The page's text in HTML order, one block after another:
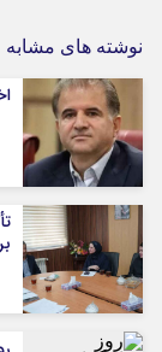
نوشته های مشابه